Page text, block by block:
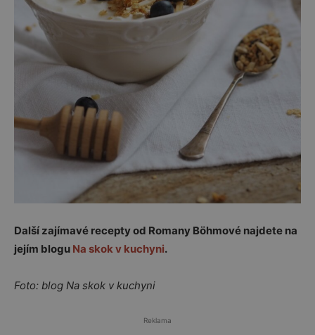
Další zajímavé recepty od Romany Böhmové najdete na
jejím blogu Na skok v kuchyni.
Foto: blog Na skok v kuchyni
Reklama